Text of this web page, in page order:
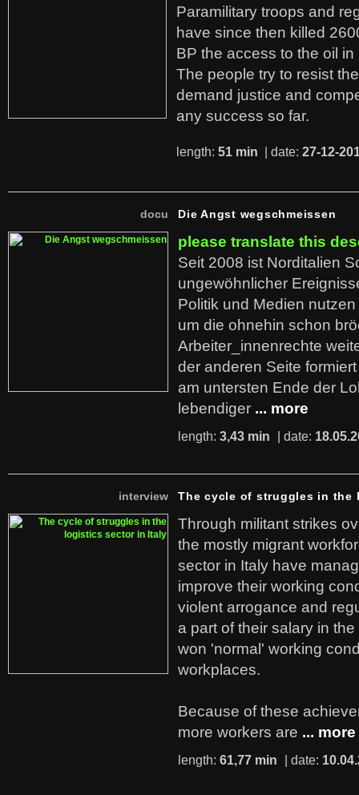
Paramilitary troops and
have since then killed
BP the access to the oil in
The people try to resist
demand justice and
any success so far.
length: 51 min | date: 27-12-
docu Die Angst wegschmeissen
please translate this
Seit 2008 ist Norditalien
ungewöhnlicher
Politik und Medien
um die ohnehin schon
Arbeiter_innenrechte
der anderen Seite
am untersten Ende der
lebendiger ... more
length: 3,43 min | date:
interview The cycle of struggles in
Through militant strikes
the mostly migrant
sector in Italy have
improve their working
violent arrogance and
a part of their salary in
won 'normal' working
workplaces.
Because of these
more workers are ... more
length: 61,77 min | date: